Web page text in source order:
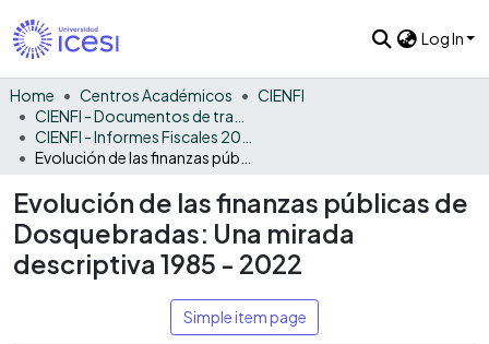
Log In
Home Centros Académicos
CIENFI
Evolución de las finanzas públicas de
Dosquebradas: Una mirada
descriptiva 1985 - 2022
Simple item page